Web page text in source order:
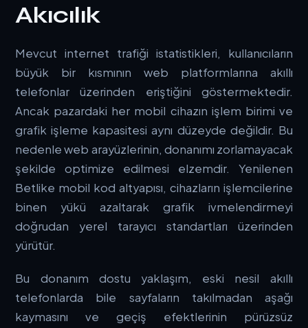
Akıcılık
Mevcut internet trafiği istatistikleri, kullanıcıların
büyük bir kısmının web platformlarına akıllı
telefonlar üzerinden eriştiğini göstermektedir.
Ancak pazardaki her mobil cihazın işlem birimi ve
grafik işleme kapasitesi aynı düzeyde değildir. Bu
nedenle web arayüzlerinin, donanımı zorlamayacak
şekilde optimize edilmesi elzemdir. Yenilenen
Betlike mobil kod altyapısı, cihazların işlemcilerine
binen yükü azaltarak grafik ivmelendirmeyi
doğrudan yerel tarayıcı standartları üzerinden
yürütür.
Bu donanım dostu yaklaşım, eski nesil akıllı
telefonlarda bile sayfaların takılmadan aşağı
kaymasını ve geçiş efektlerinin pürüzsüz